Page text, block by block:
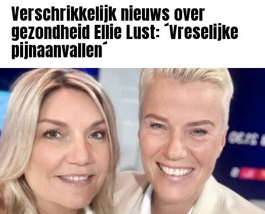
Verschrikkelijk nieuws over
gezondheid Ellie Lust: ´Vreselijke
pijnaanvallen´